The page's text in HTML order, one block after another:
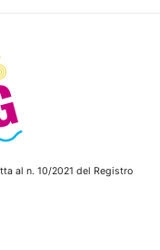
al n. 10/2021 del Registro